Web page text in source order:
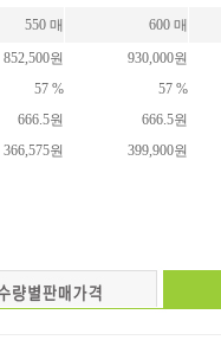
550 매
600 매
852,500원
930,000원
57 %
57 %
666.5원
666.5원
366,575원 399,900원